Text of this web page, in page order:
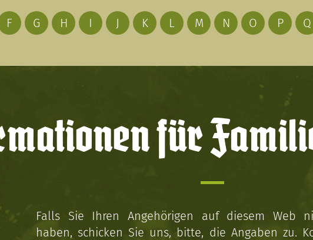
F G H I J K L M N O P Q
für
Falls Sie Ihren Angehörigen auf diesem Web
haben, schicken Sie uns, bitte, die Angaben zu.